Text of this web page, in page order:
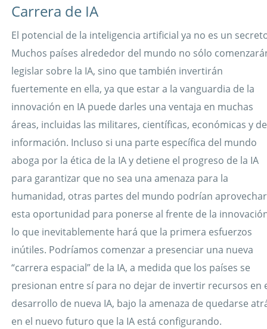
Carrera de IA
El potencial de la inteligencia artificial ya no es un
Muchos países alrededor del mundo no sólo
legislar sobre la IA, sino que también invertirán
fuertemente en ella, ya que estar a la vanguardia de la
innovación en IA puede darles una ventaja en muchas
áreas, incluidas las militares, científicas, económicas y de
información. Incluso si una parte específica del mundo
aboga por la ética de la IA y detiene el progreso de la IA
para garantizar que no sea una amenaza para la
humanidad, otras partes del mundo podrían aprovechar
esta oportunidad para ponerse al frente de la
lo que inevitablemente hará que la primera esfuerzos
inútiles. Podríamos comenzar a presenciar una nueva
“carrera espacial” de la IA, a medida que los países se
presionan entre sí para no dejar de invertir recursos en
desarrollo de nueva IA, bajo la amenaza de quedarse
en el nuevo futuro que la IA está configurando.